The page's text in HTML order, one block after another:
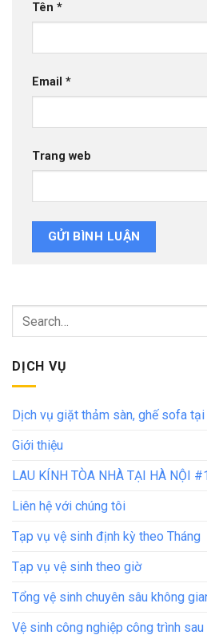
Tên *
Email *
Trang web
DỊCH VỤ
Dịch vụ giặt thảm sàn, ghế sofa
Giới thiệu
LAU KÍNH TÒA NHÀ TẠI HÀ NỘI
Liên hệ với chúng tôi
Tạp vụ vệ sinh định kỳ theo Tháng
Tạp vụ vệ sinh theo giờ
Tổng vệ sinh chuyên sâu không
Vệ sinh công nghiệp công trình